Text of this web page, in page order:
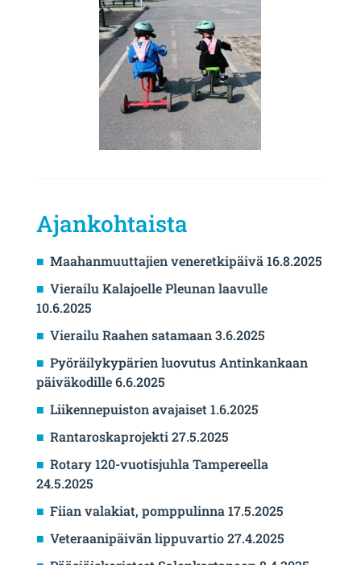
Ajankohtaista
Maahanmuuttajien veneretkipäivä 16.8.2025
Vierailu Kalajoelle Pleunan laavulle
10.6.2025
Vierailu Raahen satamaan 3.6.2025
Pyöräilykypärien luovutus Antinkankaan
päiväkodille 6.6.2025
Liikennepuiston avajaiset 1.6.2025
Rantaroskaprojekti 27.5.2025
Rotary 120-vuotisjuhla Tampereella
24.5.2025
Fiian valakiat, pomppulinna 17.5.2025
Veteraanipäivän lippuvartio 27.4.2025